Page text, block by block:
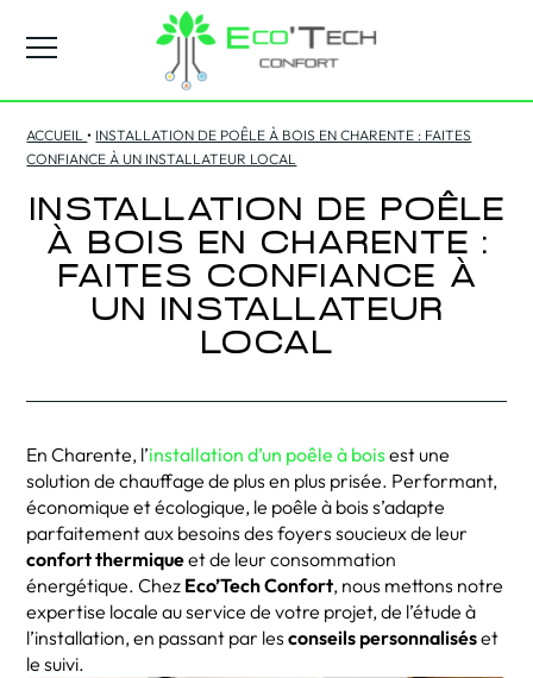
ACCUEIL• INSTALLATION DE POÊLE À BOIS EN CHARENTE : FAITES
CONFIANCE À UN INSTALLATEUR LOCAL
INSTALLATION DE POÊLE
À BOIS EN CHARENTE :
FAITES CONFIANCE À
UN INSTALLATEUR
LOCAL
En Charente, l’installation d’un poêle à boisest une
solution de chauffage de plus en plus prisée. Performant,
économique et écologique, le poêle à bois s’adapte
parfaitement aux besoins des foyers soucieux de leur
confort thermiqueet de leur consommation
énergétique. Chez Eco’Tech Confort, nous mettons notre
expertise locale au service de votre projet, de l’étude à
l’installation, en passant par lesconseils personnaliséset
le suivi.